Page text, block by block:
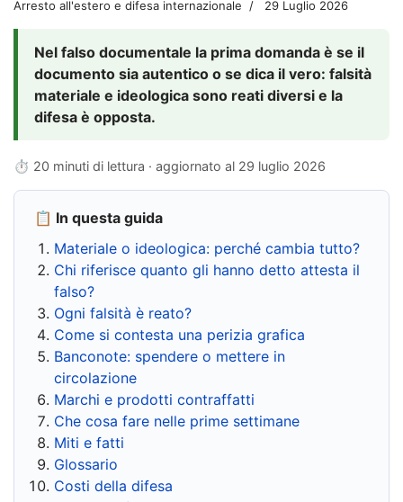
Arresto all'estero e difesa internazionale 29 Luglio 2026
Nel falso documentale la prima domanda è se il
documento sia autentico o se dica il vero: falsità
materiale e ideologica sono reati diversi e la
difesa è opposta.
⏱ 20 minuti di lettura · aggiornato al 29 luglio 2026
📋 In questa guida
Materiale o ideologica: perché cambia tutto?
Chi riferisce quanto gli hanno detto attesta il
falso?
Ogni falsità è reato?
Come si contesta una perizia grafica
Banconote: spendere o mettere in
circolazione
Marchi e prodotti contraffatti
Che cosa fare nelle prime settimane
Miti e fatti
Glossario
Costi della difesa